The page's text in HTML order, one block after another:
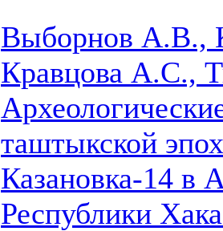
Выборнов А.В.,
Кравцова А.С.,
таштыкской
Казановка-14 в
Республики